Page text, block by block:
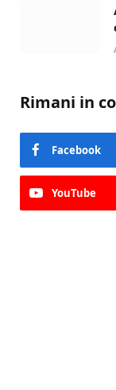
Rimani in
Facebook
YouTube